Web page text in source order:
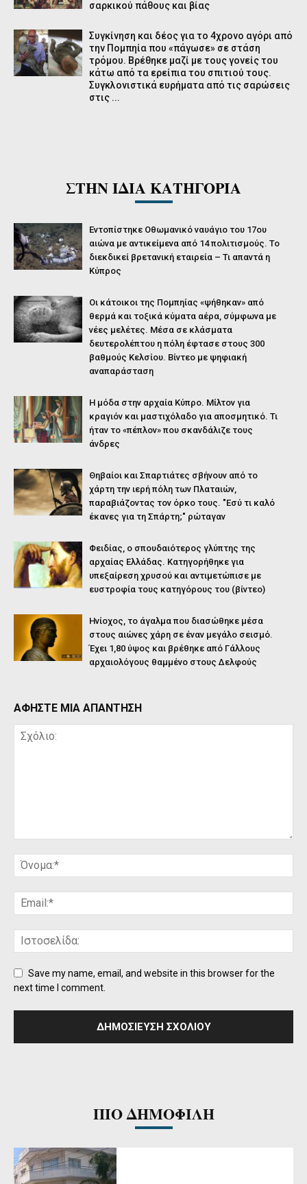
σαρκικού πάθους και βίας
Συγκίνηση και δέος για το 4χρονο αγόρι από
την Πομπηία που «πάγωσε» σε στάση
τρόμου. Βρέθηκε μαζί με τους γονείς του
κάτω από τα ερείπια του σπιτιού τους.
Συγκλονιστικά ευρήματα από τις σαρώσεις
στις ...
ΣΤΗΝ ΙΔΙΑ ΚΑΤΗΓΟΡΙΑ
Εντοπίστηκε Οθωμανικό ναυάγιο του 17ου
αιώνα με αντικείμενα από 14 πολιτισμούς. Το
διεκδικεί βρετανική εταιρεία – Τι απαντά η
Κύπρος
Οι κάτοικοι της Πομπηίας «ψήθηκαν» από
θερμά και τοξικά κύματα αέρα, σύμφωνα με
νέες μελέτες. Μέσα σε κλάσματα
δευτερολέπτου η πόλη έφτασε στους 300
βαθμούς Κελσίου. Βίντεο με ψηφιακή
αναπαράσταση
Η μόδα στην αρχαία Κύπρο. Μίλτον για
κραγιόν και μαστιχόλαδο για αποσμητικό. Τι
ήταν το «πέπλον» που σκανδάλιζε τους
άνδρες
Θηβαίοι και Σπαρτιάτες σβήνουν από το
χάρτη την ιερή πόλη των Πλαταιών,
παραβιάζοντας τον όρκο τους. "Εσύ τι καλό
έκανες για τη Σπάρτη;" ρώταγαν
Φειδίας, ο σπουδαιότερος γλύπτης της
αρχαίας Ελλάδας. Κατηγορήθηκε για
υπεξαίρεση χρυσού και αντιμετώπισε με
ευστροφία τους κατηγόρους του (βίντεο)
Ηνίοχος, το άγαλμα που διασώθηκε μέσα
στους αιώνες χάρη σε έναν μεγάλο σεισμό.
Έχει 1,80 ύψος και βρέθηκε από Γάλλους
αρχαιολόγους θαμμένο στους Δελφούς
ΑΦΗΣΤΕ ΜΙΑ ΑΠΑΝΤΗΣΗ
Save my name, email, and website in this browser for the
next time I comment.
ΠΙΟ ΔΗΜΟΦΙΛΗ